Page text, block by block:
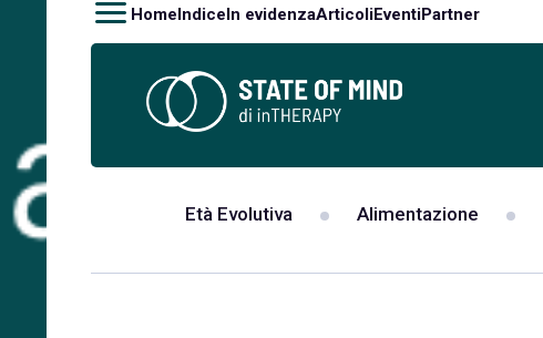
HomeIndiceIn evidenzaArticoliEventiPartner
Età Evolutiva Alimentazione